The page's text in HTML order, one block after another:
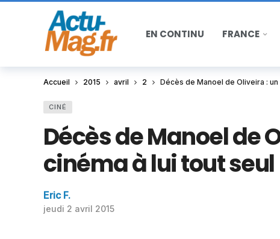
EN CONTINU FRANCE
Accueil 2015 avril 2 Décès de Manoel de Oliveira :
CINÉ
Décès de Manoel de
cinéma à lui tout seul
Eric F.
jeudi 2 avril 2015